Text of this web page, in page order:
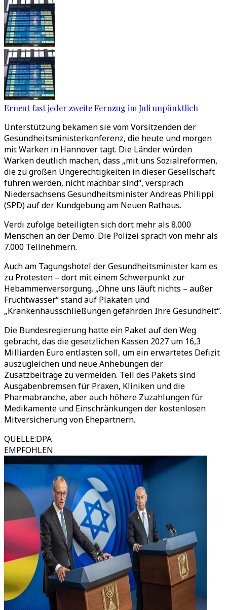
Erneut fast jeder zweite Fernzug im Juli unpünktlich
Unterstützung bekamen sie vom Vorsitzenden der
Gesundheitsministerkonferenz, die heute und morgen
mit Warken in Hannover tagt. Die Länder würden
Warken deutlich machen, dass „mit uns Sozialreformen,
die zu großen Ungerechtigkeiten in dieser Gesellschaft
führen werden, nicht machbar sind“, versprach
Niedersachsens Gesundheitsminister Andreas Philippi
(SPD) auf der Kundgebung am Neuen Rathaus.
Verdi zufolge beteiligten sich dort mehr als 8.000
Menschen an der Demo. Die Polizei sprach von mehr als
7.000 Teilnehmern.
Auch am Tagungshotel der Gesundheitsminister kam es
zu Protesten – dort mit einem Schwerpunkt zur
Hebammenversorgung. „Ohne uns läuft nichts – außer
Fruchtwasser“ stand auf Plakaten und
„Krankenhausschließungen gefährden Ihre Gesundheit“.
Die Bundesregierung hatte ein Paket auf den Weg
gebracht, das die gesetzlichen Kassen 2027 um 16,3
Milliarden Euro entlasten soll, um ein erwartetes Defizit
auszugleichen und neue Anhebungen der
Zusatzbeiträge zu vermeiden. Teil des Pakets sind
Ausgabenbremsen für Praxen, Kliniken und die
Pharmabranche, aber auch höhere Zuzahlungen für
Medikamente und Einschränkungen der kostenlosen
Mitversicherung von Ehepartnern.
QUELLE:DPA
EMPFOHLEN